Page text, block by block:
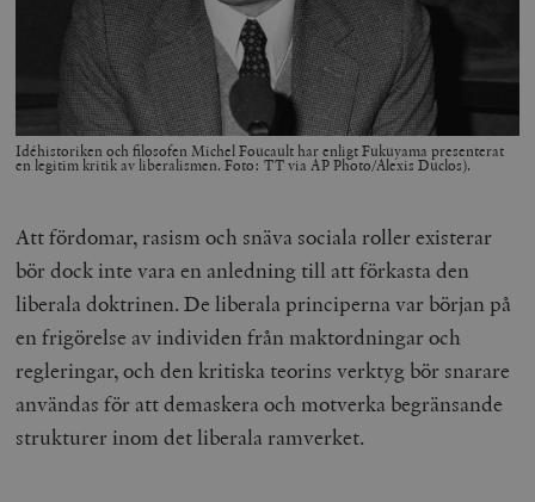
Idéhistoriken och filosofen Michel Foucault har enligt Fukuyama presenterat
en legitim kritik av liberalismen. Foto: TT via AP Photo/Alexis Duclos).
Att fördomar, rasism och snäva sociala roller existerar
bör dock inte vara en anledning till att förkasta den
liberala doktrinen. De liberala principerna var början på
en frigörelse av individen från maktordningar och
regleringar, och den kritiska teorins verktyg bör snarare
användas för att demaskera och motverka begränsande
strukturer inom det liberala ramverket.